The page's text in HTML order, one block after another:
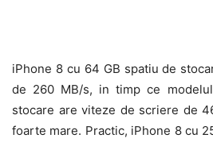
iPhone 8 cu 64 GB spatiu de
de 260 MB/s, in timp ce
stocare are viteze de scriere de
foarte mare. Practic, iPhone 8 cu